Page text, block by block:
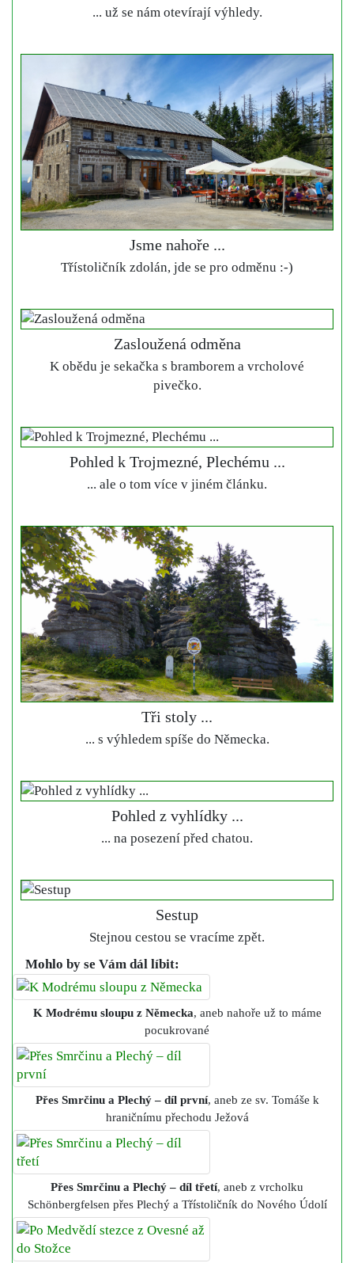
... už se nám otevírají výhledy.
Jsme nahoře ...
Třístoličník zdolán, jde se pro odměnu :-)
Zasloužená odměna
K obědu je sekačka s bramborem a vrcholové
pivečko.
Pohled k Trojmezné, Plechému ...
... ale o tom více v jiném článku.
Tři stoly ...
... s výhledem spíše do Německa.
Pohled z vyhlídky ...
... na posezení před chatou.
Sestup
Stejnou cestou se vracíme zpět.
Mohlo by se Vám dál líbit:
K Modrému sloupu z Německa, aneb nahoře už to máme
pocukrované
Přes Smrčinu a Plechý – díl první, aneb ze sv. Tomáše k
hraničnímu přechodu Ježová
Přes Smrčinu a Plechý – díl třetí, aneb z vrcholku
Schönbergfelsen přes Plechý a Třístoličník do Nového Údolí